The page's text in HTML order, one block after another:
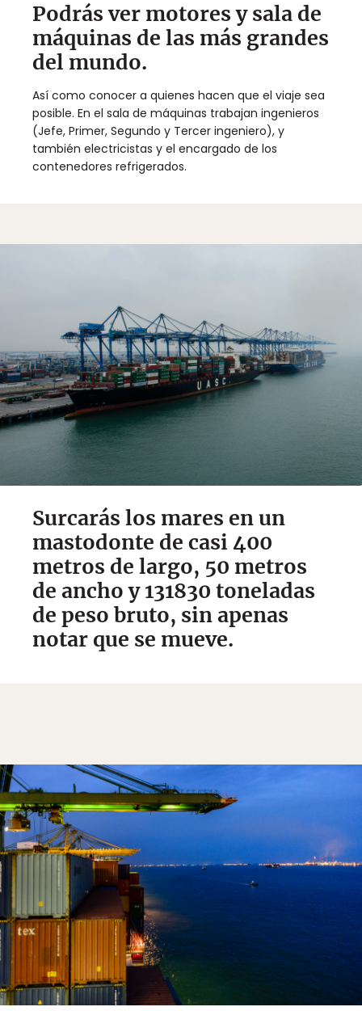
Podrás ver motores y sala de
máquinas de las más grandes
del mundo.
Así como conocer a quienes hacen que el viaje sea
posible. En el sala de máquinas trabajan ingenieros
(Jefe, Primer, Segundo y Tercer ingeniero), y
también electricistas y el encargado de los
contenedores refrigerados.
Surcarás los mares en un
mastodonte de casi 400
metros de largo, 50 metros
de ancho y 131830 toneladas
de peso bruto, sin apenas
notar que se mueve.